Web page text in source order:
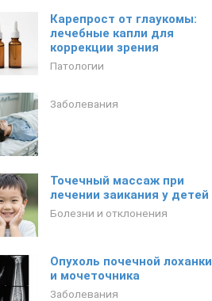
Карепрост от глаукомы:
лечебные капли для
коррекции зрения
Патологии
Заболевания
Точечный массаж при
лечении заикания у детей
Болезни и отклонения
Опухоль почечной лоханки
и мочеточника
Заболевания